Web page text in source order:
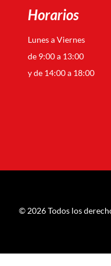
Horarios
Lunes a Viernes
de 9:00 a 13:00
y de 14:00 a 18:00
© 2026 Todos los